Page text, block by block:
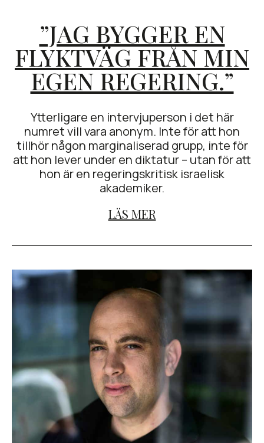
”JAG BYGGER EN
FLYKTVÄG FRÅN MIN
EGEN REGERING.”
Ytterligare en intervjuperson i det här
numret vill vara anonym. Inte för att hon
tillhör någon marginaliserad grupp, inte för
att hon lever under en diktatur – utan för att
hon är en regeringskritisk israelisk
akademiker.
LÄS MER